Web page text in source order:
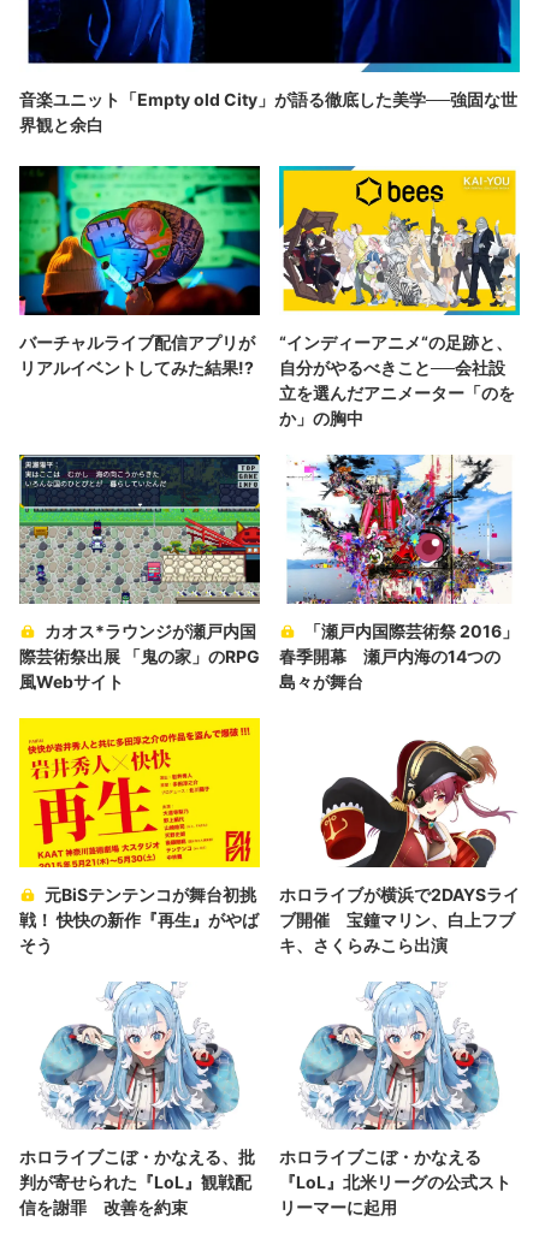
音楽ユニット「Empty old City」が語る徹底した美学──強固な世
界観と余白
バーチャルライブ配信アプリが
リアルイベントしてみた結果!?
“インディーアニメ“の足跡と、
自分がやるべきこと──会社設
立を選んだアニメーター「のを
か」の胸中
カオス*ラウンジが瀬戸内国
際芸術祭出展 「鬼の家」のRPG
風Webサイト
「瀬戸内国際芸術祭 2016」
春季開幕 瀬戸内海の14つの
島々が舞台
元BiSテンテンコが舞台初挑
戦！ 快快の新作『再生』がやば
そう
ホロライブが横浜で2DAYSライ
ブ開催 宝鐘マリン、白上フブ
キ、さくらみこら出演
ホロライブこぼ・かなえる、批
判が寄せられた『LoL』観戦配
信を謝罪 改善を約束
ホロライブこぼ・かなえる
『LoL』北米リーグの公式スト
リーマーに起用